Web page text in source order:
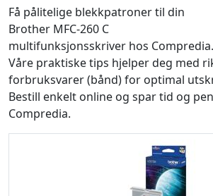
Få pålitelige blekkpatroner til din
Brother MFC-260 C
multifunksjonsskriver hos Compredia.
Våre praktiske tips hjelper deg med
forbruksvarer (bånd) for optimal
Bestill enkelt online og spar tid og
Compredia.